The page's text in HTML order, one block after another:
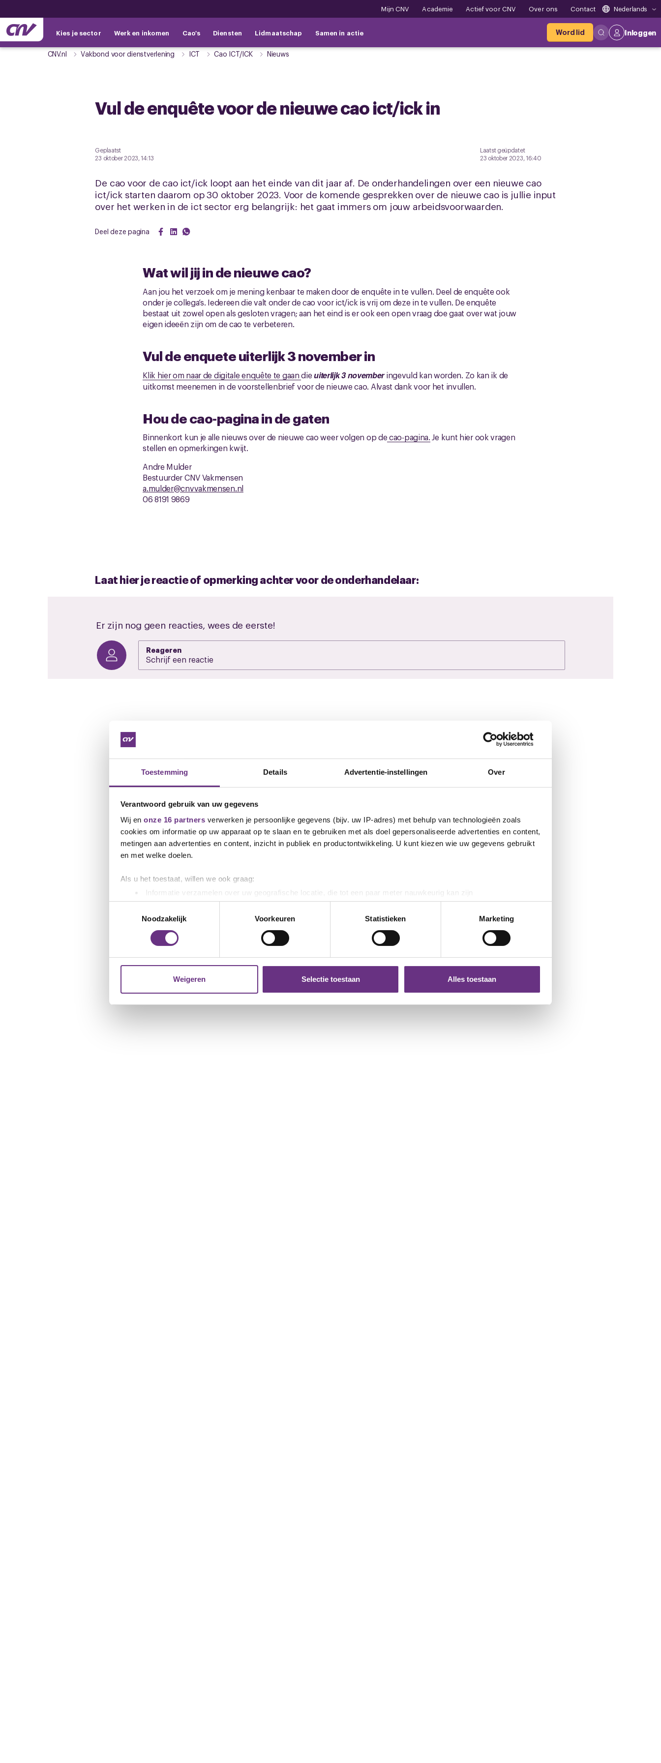
Toestemming Details Advertentie-instellingen Over
Verantwoord gebruik van uw gegevens
Wij en onze 16 partners verwerken je persoonlijke gegevens (bijv. uw IP-adres) met behulp van technologieën zoals
cookies om informatie op uw apparaat op te slaan en te gebruiken met als doel gepersonaliseerde advertenties en content,
metingen aan advertenties en content, inzicht in publiek en productontwikkeling. U kunt kiezen wie uw gegevens gebruikt
en met welke doelen.
Als u het toestaat, willen we ook graag:
Informatie verzamelen over uw geografische locatie, die tot een paar meter nauwkeurig kan zijn
Uw apparaat identificeren door het actief te scannen op specifieke eigenschappen (fingerprinting)
Lees meer over hoe uw persoonlijke gegevens worden verwerkt en stel uw voorkeuren in het
detailgedeeltein. U kunt uw
toestemming op elk moment wijzigen of intrekken in de Cookieverklaring.
websiteverkeer te analyseren. Ook delen we informatie over uw gebruik van onze site met onze partners voor social
media, adverteren en analyse. Deze partners kunnen deze gegevens combineren met andere informatie die u aan ze heeft
Noodzakelijk
Voorkeuren Statistieken Marketing
Weigeren Selectie toestaan Alles toestaan
Mijn CNV Academie Actief voor CNV Over ons Contact Nederlands
Kies je sector Werk en inkomen Cao's Diensten Lidmaatschap Samen in actie Word lid Inloggen
CNV.nl Vakbond voor dienstverlening ICT Cao ICT/ICK Nieuws
Vul de enquête voor de nieuwe cao ict/ick in
Geplaatst
23 oktober 2023, 14:13
Laatst geüpdatet
23 oktober 2023, 16:40
De cao voor de cao ict/ick loopt aan het einde van dit jaar af. De onderhandelingen over een nieuwe cao
ict/ick starten daarom op 30 oktober 2023. Voor de komende gesprekken over de nieuwe cao is jullie input
over het werken in de ict sector erg belangrijk: het gaat immers om jouw arbeidsvoorwaarden.
Deel deze pagina
Wat wil jij in de nieuwe cao?
Aan jou het verzoek om je mening kenbaar te maken door de enquête in te vullen. Deel de enquête ook
onder je collega’s. Iedereen die valt onder de cao voor ict/ick is vrij om deze in te vullen. De enquête
bestaat uit zowel open als gesloten vragen; aan het eind is er ook een open vraag doe gaat over wat jouw
eigen ideeën zijn om de cao te verbeteren.
Vul de enquete uiterlijk 3 november in
Klik hier om naar de digitale enquête te gaandieuiterlijk 3 novemberingevuld kan worden. Zo kan ik de
uitkomst meenemen in de voorstellenbrief voor de nieuwe cao. Alvast dank voor het invullen.
Hou de cao-pagina in de gaten
Binnenkort kun je alle nieuws over de nieuwe cao weer volgen op decao-pagina.Je kunt hier ook vragen
stellen en opmerkingen kwijt.
Andre Mulder
Bestuurder CNV Vakmensen
a.mulder@cnvvakmensen.nl
06 8191 9869
Laat hier je reactie of opmerking achter voor de onderhandelaar:
Er zijn nog geen reacties, wees de eerste!
Reageren